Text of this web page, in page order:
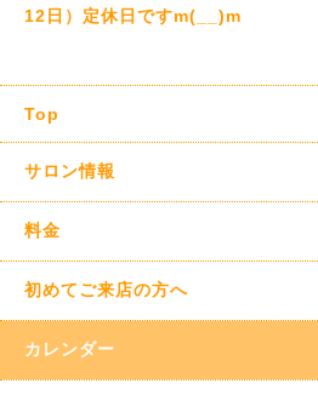
12日）定休日ですm(__)m
Top
サロン情報
料金
初めてご来店の方へ
カレンダー